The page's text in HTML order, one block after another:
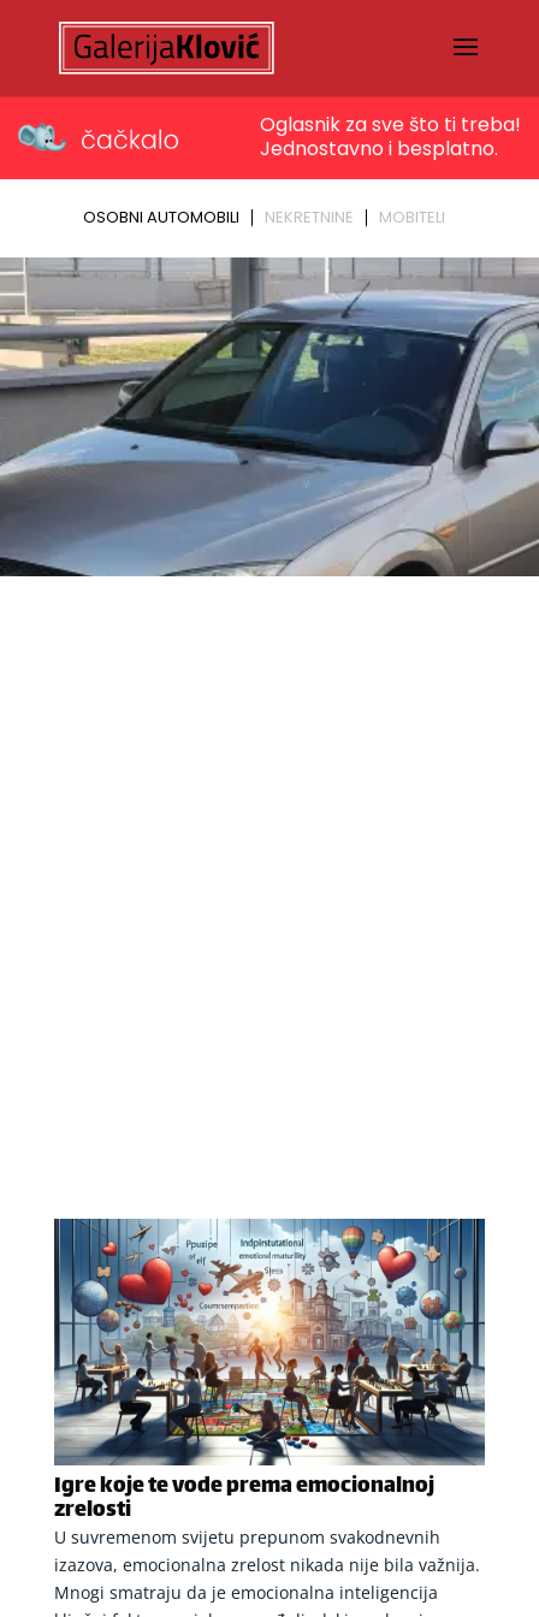
Igre koje te vode prema emocionalnoj
zrelosti
U suvremenom svijetu prepunom svakodnevnih
izazova, emocionalna zrelost nikada nije bila važnija.
Mnogi smatraju da je emocionalna inteligencija